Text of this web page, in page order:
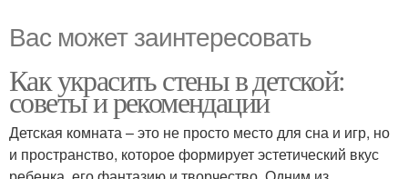
Вас может заинтересовать
Как украсить стены в детской:
советы и рекомендации
Детская комната – это не просто место для сна и игр, но
и пространство, которое формирует эстетический вкус